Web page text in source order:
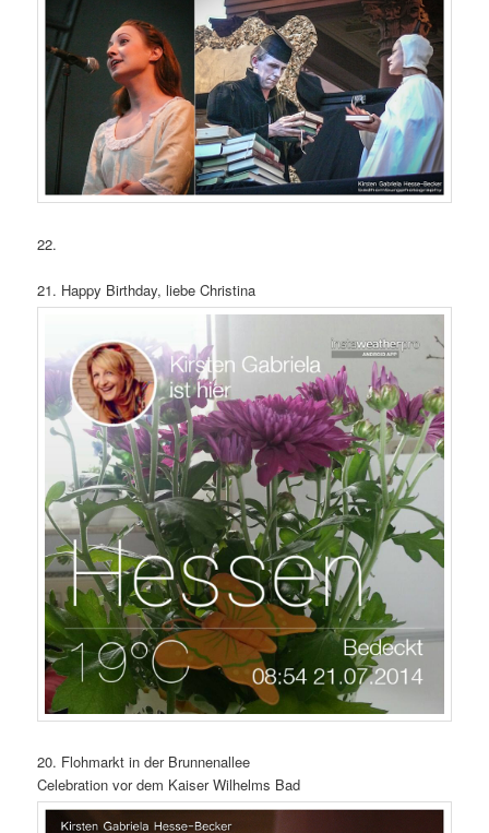
22.
21. Happy Birthday, liebe Christina
20. Flohmarkt in der Brunnenallee
Celebration vor dem Kaiser Wilhelms Bad